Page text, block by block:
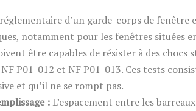
d’un garde-corps de
notamment pour les fenêtres situées
être capables de résister à des
P01-012 et NF P01-013. Ces tests
et qu’il ne se rompt pas.
: L’espacement entre les